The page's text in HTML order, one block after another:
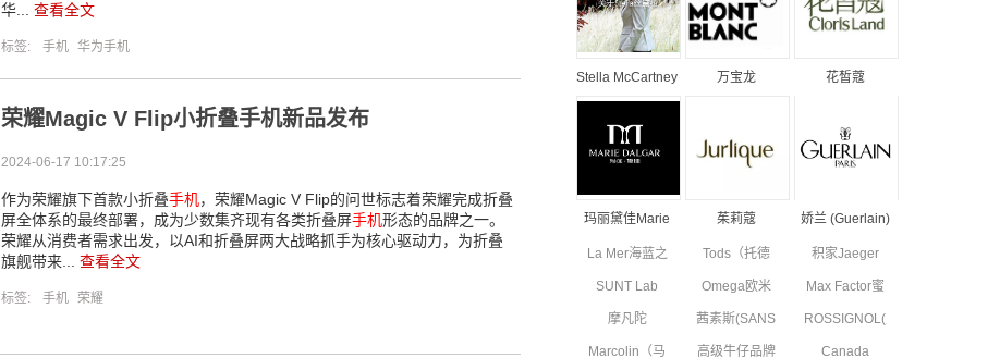
华... 查看全文
标签: 手机 华为手机
荣耀Magic V Flip小折叠手机新品发布
2024-06-17 10:17:25
作为荣耀旗下首款小折叠手机，荣耀Magic V Flip的问世标志着荣耀完成折叠
屏全体系的最终部署，成为少数集齐现有各类折叠屏手机形态的品牌之一。
荣耀从消费者需求出发，以AI和折叠屏两大战略抓手为核心驱动力，为折叠
旗舰带来... 查看全文
标签: 手机 荣耀
Stella McCartney
丝黛拉•麦卡妮品
牌资料介绍
万宝龙
花皙蔻
玛丽黛佳Marie
简介
茱莉蔻
资料简介
娇兰 (Guerlain)
La Mer海蓝之
Tods（托德
斯）品牌资料
简介
积家Jaeger
Le Coultre品
牌资料简介
SUNT Lab
(SUN'T集团旗
下童装)全新
副线品牌资料
Omega欧米
茄品牌资料简
介
Max Factor蜜
摩凡陀
MOVADO品
茜素斯(SANS
SOUCIS)品牌
ROSSIGNOL(卢
Marcolin（马
高级牛仔品牌
Canada